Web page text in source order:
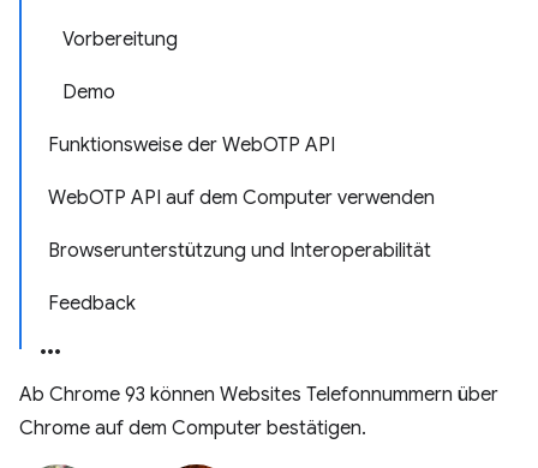
Vorbereitung
Demo
Funktionsweise der WebOTP API
WebOTP API auf dem Computer verwenden
Browserunterstützung und Interoperabilität
Feedback
Ab Chrome 93 können Websites Telefonnummern über
Chrome auf dem Computer bestätigen.